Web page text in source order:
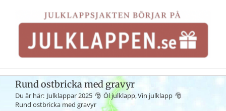
innehållet
Rund ostbricka med gravyr
Du är här: Julklappar 2025 Öl julklapp Vin julklapp
Rund ostbricka med gravyr